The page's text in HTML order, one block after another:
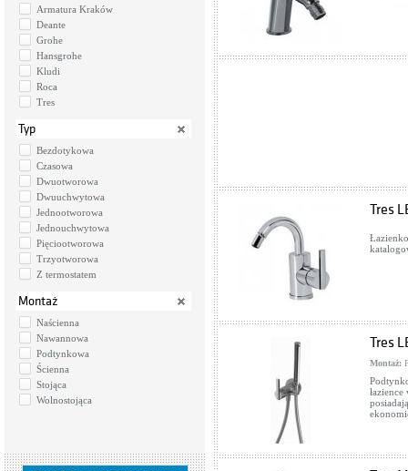
Armatura Kraków
Deante
Grohe
Hansgrohe
Kludi
Roca
Tres
Typ
Bezdotykowa
Czasowa
Dwuotworowa
Dwuuchwytowa
Jednootworowa
Jednouchwytowa
Pięciootworowa
Trzyotworowa
Z termostatem
Montaż
Naścienna
Nawannowa
Podtynkowa
Ścienna
Stojąca
Wolnostojąca
Tres
Tres
Montaż: